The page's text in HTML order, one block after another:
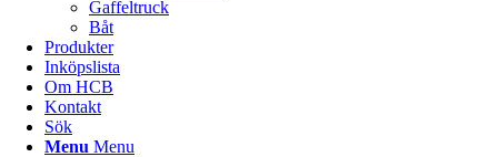
Gaffeltruck
Båt
Produkter
Inköpslista
Om HCB
Kontakt
Sök
Menu Menu